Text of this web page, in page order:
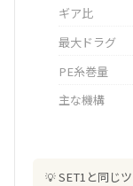
ギア比
最大ドラグ
PE糸巻量
主な機構
SET1と同じ